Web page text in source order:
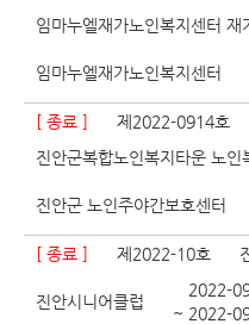
임마누엘재가노인복지센터 재
임마누엘재가노인복지센터
[ 종료 ]
제2022-0914호
진안군복합노인복지타운 노인
진안군 노인주야간보호센터
[ 종료 ] 제2022-10호
진안시니어클럽
2022-
~ 2022-